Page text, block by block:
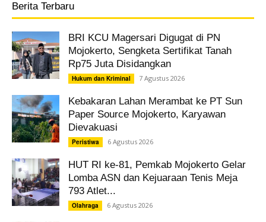
Berita Terbaru
BRI KCU Magersari Digugat di PN
Mojokerto, Sengketa Sertifikat Tanah
Rp75 Juta Disidangkan
Hukum dan Kriminal 7 Agustus 2026
Kebakaran Lahan Merambat ke PT Sun
Paper Source Mojokerto, Karyawan
Dievakuasi
Peristiwa 6 Agustus 2026
HUT RI ke-81, Pemkab Mojokerto Gelar
Lomba ASN dan Kejuaraan Tenis Meja
793 Atlet...
Olahraga 6 Agustus 2026